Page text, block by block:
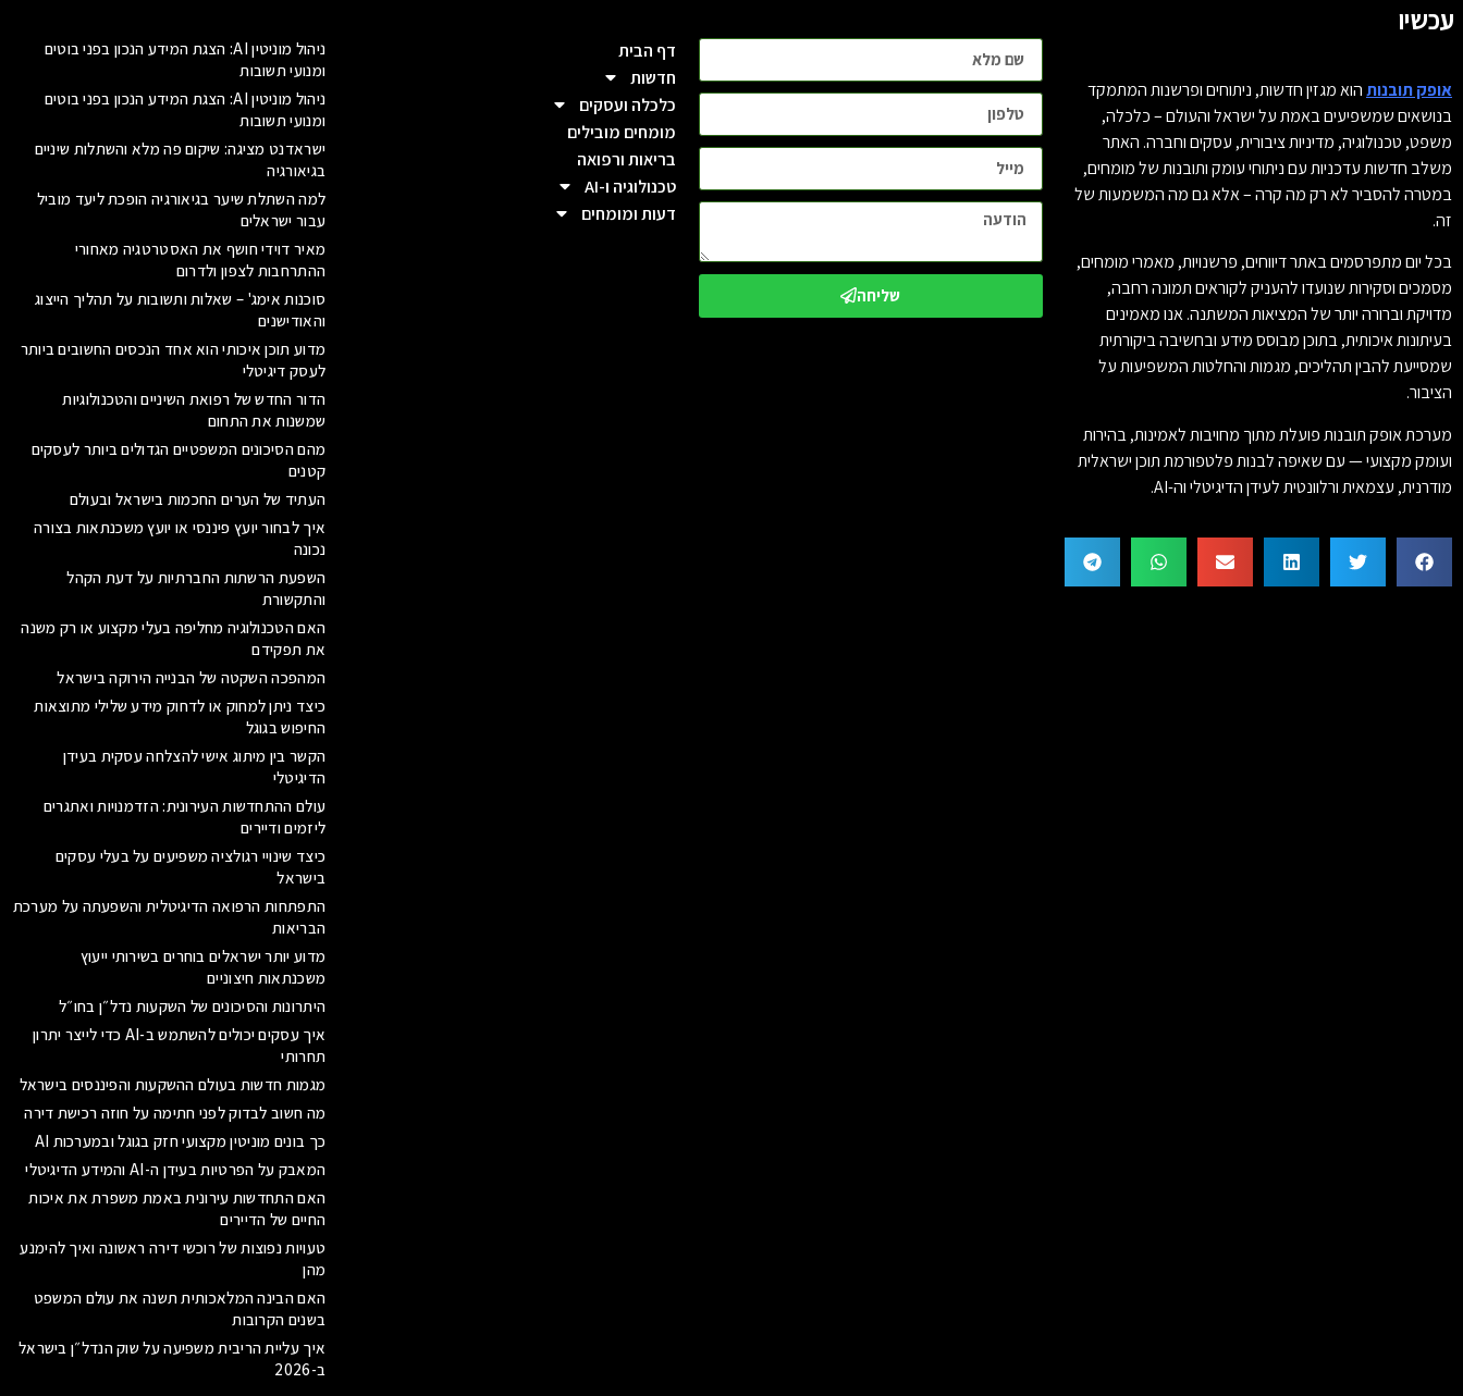
עכשיו
אופק תובנותהוא מגזין חדשות, ניתוחים ופרשנות המתמקד
בנושאים שמשפיעים באמת על ישראל והעולם – כלכלה,
משפט, טכנולוגיה, מדיניות ציבורית, עסקים וחברה. האתר
משלב חדשות עדכניות עם ניתוחי עומק ותובנות של מומחים,
במטרה להסביר לא רק מה קרה – אלא גם מה המשמעות של
זה.
בכל יום מתפרסמים באתר דיווחים, פרשנויות, מאמרי מומחים,
מסמכים וסקירות שנועדו להעניק לקוראים תמונה רחבה,
מדויקת וברורה יותר של המציאות המשתנה. אנו מאמינים
בעיתונות איכותית, בתוכן מבוסס מידע ובחשיבה ביקורתית
שמסייעת להבין תהליכים, מגמות והחלטות המשפיעות על
הציבור.
מערכת אופק תובנות פועלת מתוך מחויבות לאמינות, בהירות
ועומק מקצועי — עם שאיפה לבנות פלטפורמת תוכן ישראלית
מודרנית, עצמאית ורלוונטית לעידן הדיגיטלי וה-AI.
שליחה
דף הבית
חדשות
כלכלה ועסקים
מומחים מובילים
בריאות ורפואה
טכנולוגיה ו-AI
דעות ומומחים
ניהול מוניטין AI: הצגת המידע הנכון בפני בוטים
ומנועי תשובות
ניהול מוניטין AI: הצגת המידע הנכון בפני בוטים
ומנועי תשובות
ישראדנט מציגה: שיקום פה מלא והשתלות שיניים
בגיאורגיה
למה השתלת שיער בגיאורגיה הופכת ליעד מוביל
עבור ישראלים
מאיר דוידי חושף את האסטרטגיה מאחורי
ההתרחבות לצפון ולדרום
סוכנות אימג' – שאלות ותשובות על תהליך הייצוג
והאודישנים
מדוע תוכן איכותי הוא אחד הנכסים החשובים ביותר
לעסק דיגיטלי
הדור החדש של רפואת השיניים והטכנולוגיות
שמשנות את התחום
מהם הסיכונים המשפטיים הגדולים ביותר לעסקים
קטנים
העתיד של הערים החכמות בישראל ובעולם
איך לבחור יועץ פיננסי או יועץ משכנתאות בצורה
נכונה
השפעת הרשתות החברתיות על דעת הקהל
והתקשורת
האם הטכנולוגיה מחליפה בעלי מקצוע או רק משנה
את תפקידם
המהפכה השקטה של הבנייה הירוקה בישראל
כיצד ניתן למחוק או לדחוק מידע שלילי מתוצאות
החיפוש בגוגל
הקשר בין מיתוג אישי להצלחה עסקית בעידן
הדיגיטלי
עולם ההתחדשות העירונית: הזדמנויות ואתגרים
ליזמים ודיירים
כיצד שינויי רגולציה משפיעים על בעלי עסקים
בישראל
התפתחות הרפואה הדיגיטלית והשפעתה על מערכת
הבריאות
מדוע יותר ישראלים בוחרים בשירותי ייעוץ
משכנתאות חיצוניים
היתרונות והסיכונים של השקעות נדל״ן בחו״ל
איך עסקים יכולים להשתמש ב-AI כדי לייצר יתרון
תחרותי
מגמות חדשות בעולם ההשקעות והפיננסים בישראל
מה חשוב לבדוק לפני חתימה על חוזה רכישת דירה
כך בונים מוניטין מקצועי חזק בגוגל ובמערכות AI
המאבק על הפרטיות בעידן ה-AI והמידע הדיגיטלי
האם התחדשות עירונית באמת משפרת את איכות
החיים של הדיירים
טעויות נפוצות של רוכשי דירה ראשונה ואיך להימנע
מהן
האם הבינה המלאכותית תשנה את עולם המשפט
בשנים הקרובות
איך עליית הריבית משפיעה על שוק הנדל״ן בישראל
ב-2026